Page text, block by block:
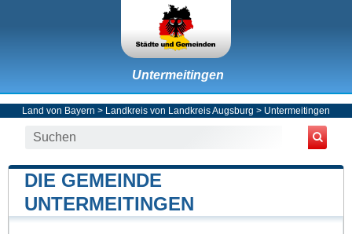
Untermeitingen
Land von Bayern > Landkreis von Landkreis Augsburg > Untermeitingen
DIE GEMEINDE
UNTERMEITINGEN